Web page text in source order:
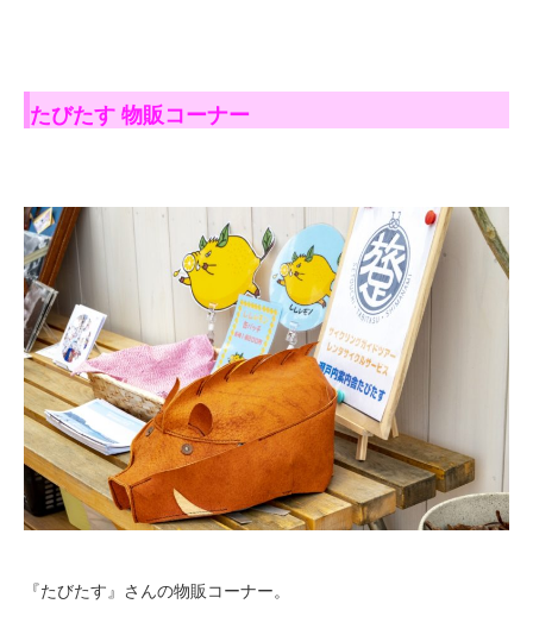
たびたす 物販コーナー
『たびたす』さんの物販コーナー。